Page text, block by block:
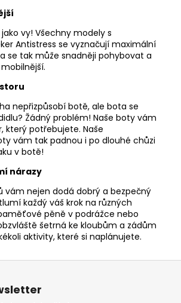
vy! Všechny modely s
Antistress se vyznačují maximální
se tak může snadněji pohybovat a
nepřizpůsobí botě, ale bota se
Žádný problém! Naše boty vám
který potřebujete. Naše
vám tak padnou i po dlouhé chůzi
v botě!
nárazy
vám nejen dodá dobrý a bezpečný
každý váš krok na různých
pěně v podrážce nebo
šetrná ke kloubům a zádům
aktivity, které si naplánujete.